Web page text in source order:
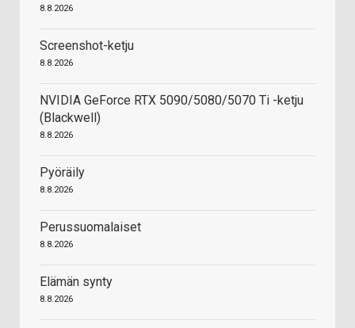
8.8.2026
Screenshot-ketju
8.8.2026
NVIDIA GeForce RTX 5090/5080/5070 Ti -ketju
(Blackwell)
8.8.2026
Pyöräily
8.8.2026
Perussuomalaiset
8.8.2026
Elämän synty
8.8.2026